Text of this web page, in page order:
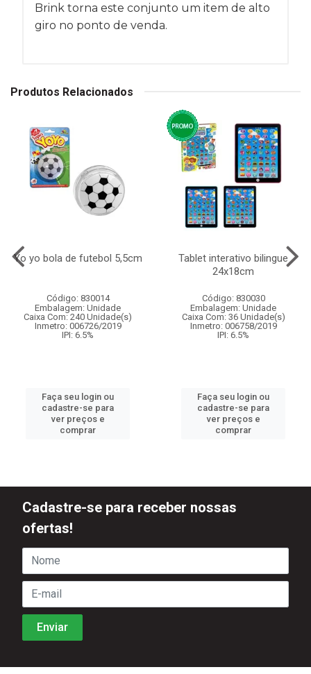
Brink torna este conjunto um item de alto
giro no ponto de venda.
Produtos Relacionados
Yo yo bola de futebol 5,5cm
Código: 830014
Embalagem: Unidade
Caixa Com: 240 Unidade(s)
Inmetro: 006726/2019
IPI: 6.5%
Faça seu login ou
cadastre-se para
ver preços e
comprar
Tablet interativo bilingue
24x18cm
Código: 830030
Embalagem: Unidade
Caixa Com: 36 Unidade(s)
Inmetro: 006758/2019
IPI: 6.5%
Faça seu login ou
cadastre-se para
ver preços e
comprar
Cadastre-se para receber nossas
ofertas!